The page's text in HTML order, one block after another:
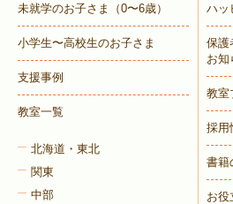
未就学のお子さま （0〜6歳）
小学生〜高校生のお子さま
支援事例
教室一覧
北海道・東北
関東
中部
ハッ
保護
お知
教室
採用
書籍
お役